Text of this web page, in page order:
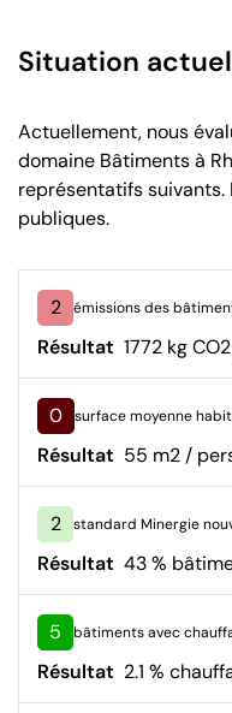
Situation
Actuellement, nous
domaine Bâtiments à
représentatifs suivants.
publiques.
2 émissions des
Résultat 1772 kg
0 surface moyenne
Résultat 55 m2 /
2 standard Minergie
Résultat 43 %
5 bâtiments avec
Résultat 2.1 %